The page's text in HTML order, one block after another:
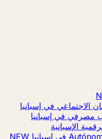
في إسبانيا
في إسبانيا
الإسبانية
NEW